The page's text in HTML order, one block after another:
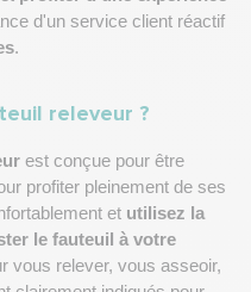
d'un service client réactif
.
releveur ?
est conçue pour être
profiter pleinement de ses
et utilisez la
le fauteuil à votre
vous relever, vous asseoir,